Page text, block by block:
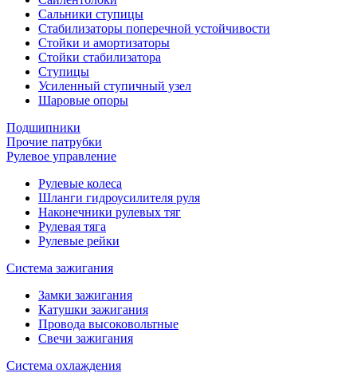
Сальники ступицы
Стабилизаторы поперечной устойчивости
Стойки и амортизаторы
Стойки стабилизатора
Ступицы
Усиленный ступичный узел
Шаровые опоры
Подшипники
Прочие патрубки
Рулевое управление
Рулевые колеса
Шланги гидроусилителя руля
Наконечники рулевых тяг
Рулевая тяга
Рулевые рейки
Система зажигания
Замки зажигания
Катушки зажигания
Провода высоковольтные
Свечи зажигания
Система охлаждения